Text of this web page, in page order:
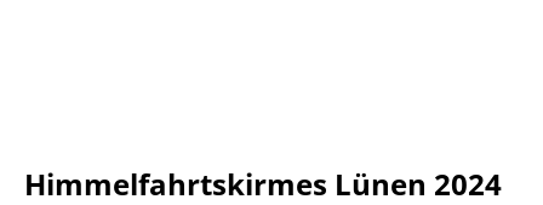
Himmelfahrtskirmes Lünen 2024